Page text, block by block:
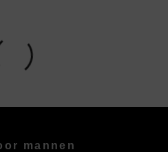
mannen